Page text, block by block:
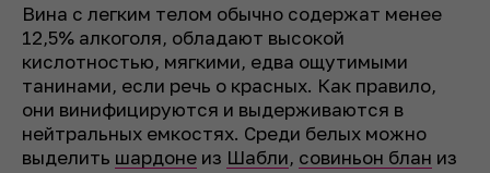
Вина с легким телом обычно содержат менее
12,5% алкоголя, обладают высокой
кислотностью, мягкими, едва ощутимыми
танинами, если речь о красных. Как правило,
они винифицируются и выдерживаются в
нейтральных емкостях. Среди белых можно
выделить шардоне из Шабли, совиньон блан из